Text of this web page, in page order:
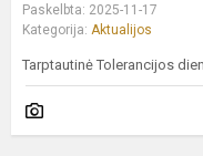
Paskelbta: 2025-11-17
Kategorija: Aktualijos
Tarptautinė Tolerancijos